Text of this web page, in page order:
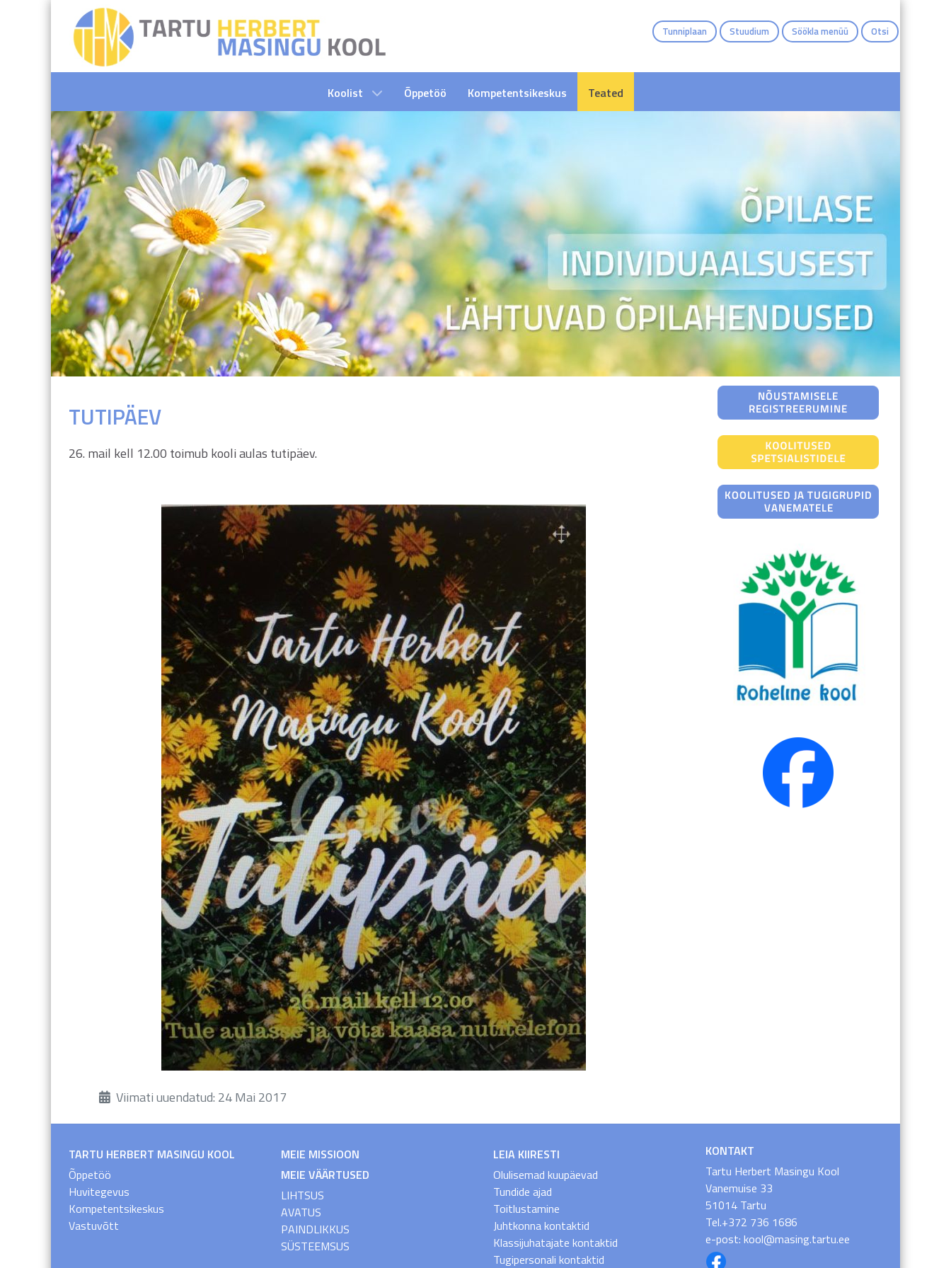
Otsi
Söökla menüü
Stuudium
Tunniplaan
Koolist Õppetöö Kompetentsikeskus Teated
TUTIPÄEV
26. mail kell 12.00 toimub kooli aulas tutipäev.
ÜksikasjadViimati uuendatud: 24 Mai 2017
TARTU HERBERT MASINGU KOOL
Õppetöö
Huvitegevus
Kompetentsikeskus
Vastuvõtt
MEIE MISSIOON
MEIE VÄÄRTUSED
LIHTSUS
AVATUS
PAINDLIKKUS
SÜSTEEMSUS
LEIA KIIRESTI
Olulisemad kuupäevad
Tundide ajad
Toitlustamine
Juhtkonna kontaktid
Klassijuhatajate kontaktid
Tugipersonali kontaktid
KONTAKT
Tartu Herbert Masingu Kool
Vanemuise 33
51014 Tartu
Tel.+372 736 1686
e-post: kool@masing.tartu.ee